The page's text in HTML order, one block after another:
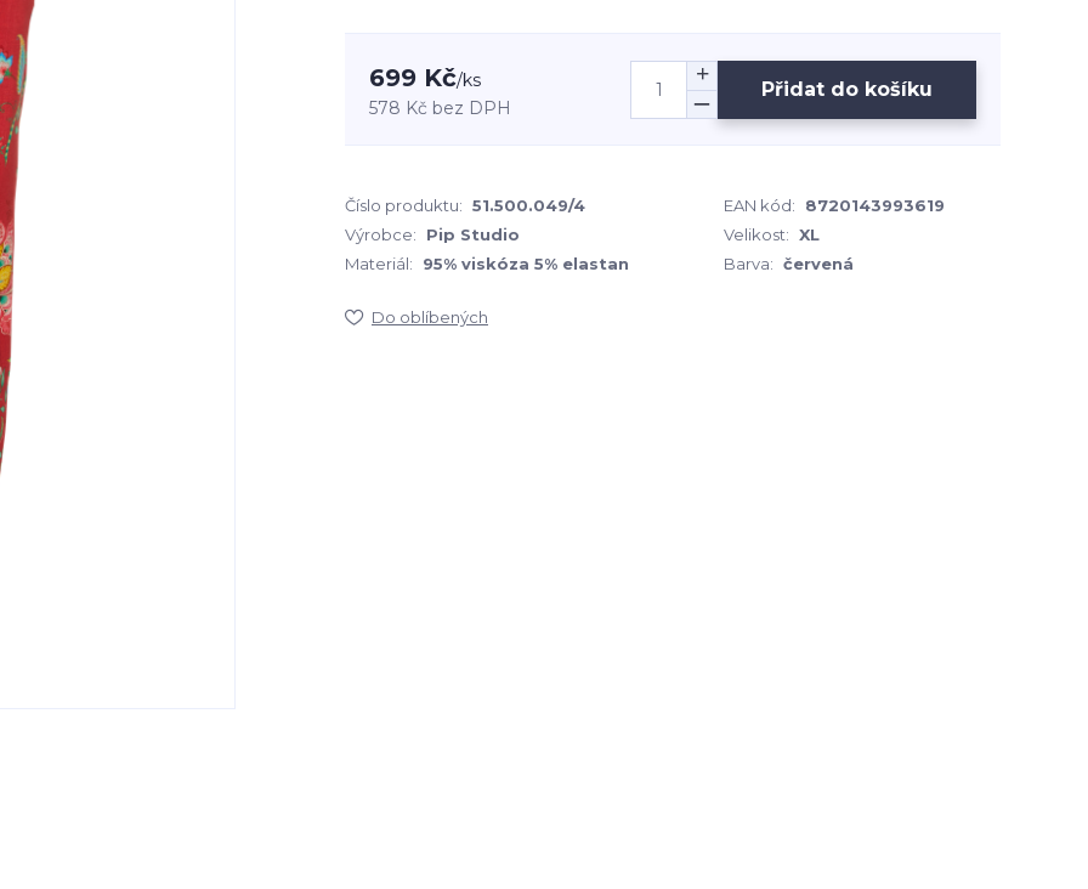
699 Kč/ks
578 Kč bez DPH
Přidat do košíku
Číslo produktu: 51.500.049/4 EAN kód:
8720143993619
Výrobce:
Pip Studio Velikost: XL
Materiál:
95% viskóza 5% elastan Barva: červená
Do oblíbených